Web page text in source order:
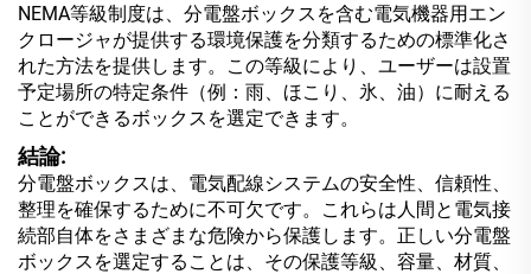
NEMA等級制度は、分電盤ボックスを含む電気機器用エン
クロージャが提供する環境保護を分類するための標準化さ
れた方法を提供します。この等級により、ユーザーは設置
予定場所の特定条件（例：雨、ほこり、氷、油）に耐える
ことができるボックスを選定できます。
結論:
分電盤ボックスは、電気配線システムの安全性、信頼性、
整理を確保するために不可欠です。これらは人間と電気接
続部自体をさまざまな危険から保護します。正しい分電盤
ボックスを選定することは、その保護等級、容量、材質、